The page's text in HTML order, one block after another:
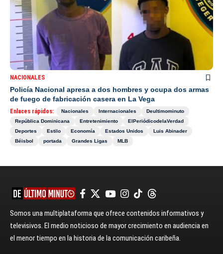
NACIONALES
Policía Nacional apresa a dos hombres y ocupa dos armas
de fuego de fabricación casera en La Vega
Enlaces rápidos: Nacionales Internacionales
Deultimominuto
República Dominicana
Entretenimiento
ElPeriódicodelaVerdad
Deportes
Estilo Economía Estados Unidos
Luis Abinader
Béisbol
portada Grandes Ligas MLB
Somos una multiplataforma que ofrece contenidos informativos y
televisivos. El medio noticioso de mayor crecimiento en audiencia en
el menor tiempo en la historia de la comunicación caribeña.